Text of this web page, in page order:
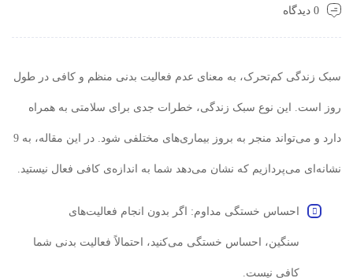
0 دیدگاه
سبک زندگی کم‌تحرک، به معنای عدم فعالیت بدنی منظم و کافی در طول
روز است. این نوع سبک زندگی، خطرات جدی برای سلامتی به همراه
دارد و می‌تواند منجر به بروز بیماری‌های مختلفی شود. در این مقاله، به 9
نشانه‌ای می‌پردازیم که نشان می‌دهد شما به اندازه‌ی کافی فعال نیستید.
احساس خستگی مداوم: اگر بدون انجام فعالیت‌های
سنگین، احساس خستگی می‌کنید، احتمالاً فعالیت بدنی شما
کافی نیست.